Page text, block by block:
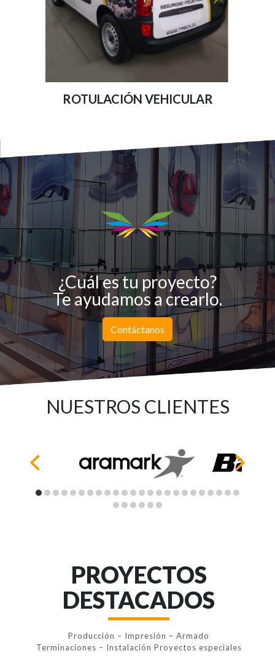
ROTULACIÓN VEHICULAR
¿Cuál es tu proyecto?
Te ayudamos a crearlo.
Contáctanos
NUESTROS CLIENTES
PROYECTOS
DESTACADOS
Producción – Impresión – Armado
Terminaciones – Instalación Proyectos especiales